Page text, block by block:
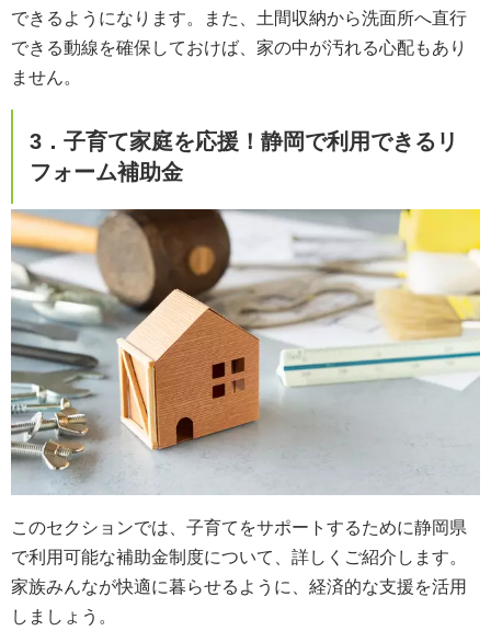
できるようになります。また、土間収納から洗面所へ直行
できる動線を確保しておけば、家の中が汚れる心配もあり
ません。
3．子育て家庭を応援！静岡で利用できるリ
フォーム補助金
このセクションでは、子育てをサポートするために静岡県
で利用可能な補助金制度について、詳しくご紹介します。
家族みんなが快適に暮らせるように、経済的な支援を活用
しましょう。